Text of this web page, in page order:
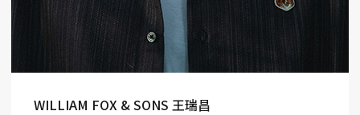
WILLIAM FOX & SONS 王瑞昌